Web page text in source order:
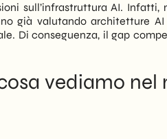
sull’infrastruttura AI. Infatti,
già valutando architetture AI
Di conseguenza, il gap
vediamo